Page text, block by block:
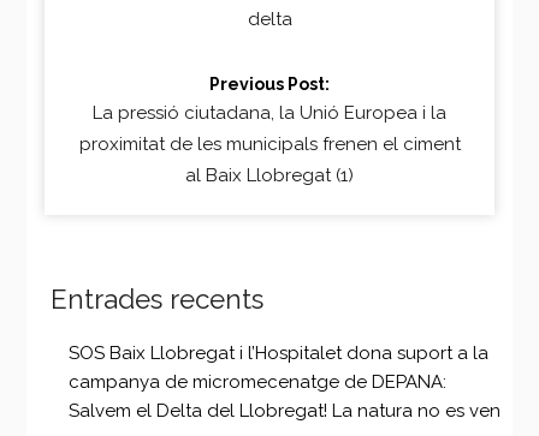
delta
Previous Post:
La pressió ciutadana, la Unió Europea i la
proximitat de les municipals frenen el ciment
al Baix Llobregat (1)
Entrades recents
SOS Baix Llobregat i l’Hospitalet dona suport a la
campanya de micromecenatge de DEPANA:
Salvem el Delta del Llobregat! La natura no es ven